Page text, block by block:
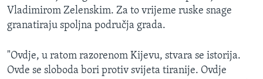
Vladimirom Zelenskim. Za to vrijeme ruske snage
granatiraju spoljna područja grada.
"Ovdje, u ratom razorenom Kijevu, stvara se istorija.
Ovde se sloboda bori protiv svijeta tiranije. Ovdje